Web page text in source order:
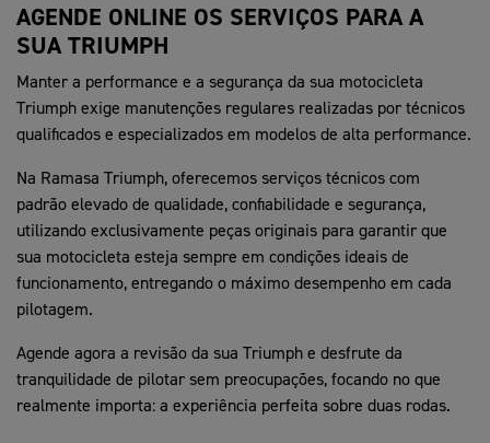
AGENDE ONLINE OS SERVIÇOS PARA A
SUA TRIUMPH
Manter a performance e a segurança da sua motocicleta
Triumph exige manutenções regulares realizadas por técnicos
qualificados e especializados em modelos de alta performance.
Na Ramasa Triumph, oferecemos serviços técnicos com
padrão elevado de qualidade, confiabilidade e segurança,
utilizando exclusivamente peças originais para garantir que
sua motocicleta esteja sempre em condições ideais de
funcionamento, entregando o máximo desempenho em cada
pilotagem.
Agende agora a revisão da sua Triumph e desfrute da
tranquilidade de pilotar sem preocupações, focando no que
realmente importa: a experiência perfeita sobre duas rodas.